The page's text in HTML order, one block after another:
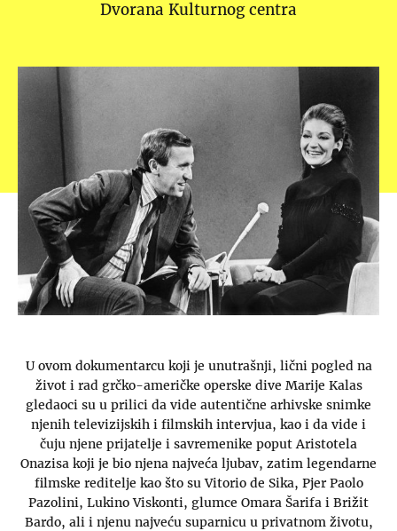
Dvorana Kulturnog centra
U ovom dokumentarcu koji je unutrašnji, lični pogled na
život i rad grčko-američke operske dive Marije Kalas
gledaoci su u prilici da vide autentične arhivske snimke
njenih televizijskih i filmskih intervjua, kao i da vide i
čuju njene prijatelje i savremenike poput Aristotela
Onazisa koji je bio njena najveća ljubav, zatim legendarne
filmske reditelje kao što su Vitorio de Sika, Pjer Paolo
Pazolini, Lukino Viskonti, glumce Omara Šarifa i Brižit
Bardo, ali i njenu najveću suparnicu u privatnom životu,